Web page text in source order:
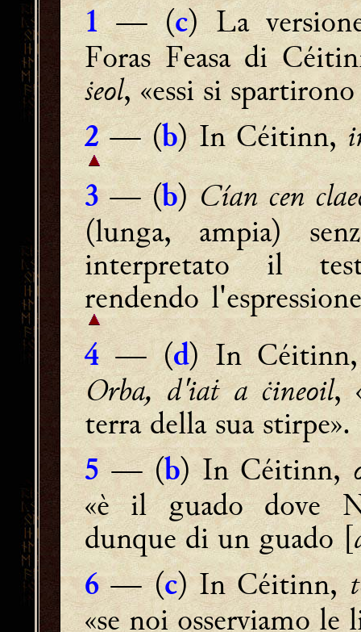
1— (c) La
Foras Feasa di
ṡeol, «essi si
2— (b) In Céitinn,
3— (b)Cían cen
(lunga, ampia)
interpretato il
rendendo
4 — (d) In
Orba, d'iaṫ a ċineoil,
terra della sua stirpe».
5— (b) In Céitinn,
«è il guado dove
dunque di un guado [
6— (c) In Céitinn,
«se noi osserviamo